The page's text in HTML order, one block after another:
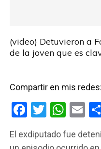
(video) Detuvieron a
de la joven que es
Compartir en mis redes:
F
ce
T
tt
W
at
E
ail
El exdiputado fue